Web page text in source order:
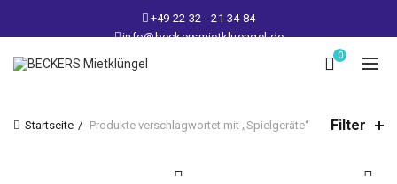
+49 22 32 - 21 34 84
info@beckersmietkluengel.de
Lager: Gutenbergstraße 1 - 50389 Wesseling
Mo - Fr: 9 – 17 Uhr, Sa: 9 – 12 Uhr
0
Startseite Produkte verschlagwortet mit „Spielgeräte“ Filter